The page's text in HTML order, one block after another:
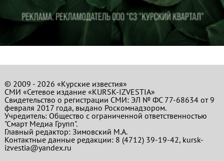
© 2009 - 2026 «Курские известия»
СМИ «Сетевое издание «KURSK-IZVESTIA»
Свидетельство о регистрации СМИ: ЭЛ № ФС 77-68634 от 9
февраля 2017 года, выдано Роскомнадзором.
Учредитель: Общество с ограниченной ответственностью
"Смарт Медиа Групп".
Главный редактор:Зимовский М.А.
Контактные данные редакции: 8 (4712) 39-19-42, kursk-
izvestia@yandex.ru